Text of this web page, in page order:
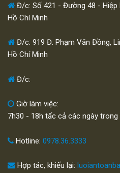
Đ/c: Số 421 - Đường 48 - Hiệp
Hồ Chí Minh
Đ/c: 919 Đ. Phạm Văn Đồng,
Hồ Chí Minh
Đ/c:
Giờ làm việc:
7h30 - 18h tấc cả các ngày trong
Hotline: 0978.36.3333
Hợp tác, khiếu lại: